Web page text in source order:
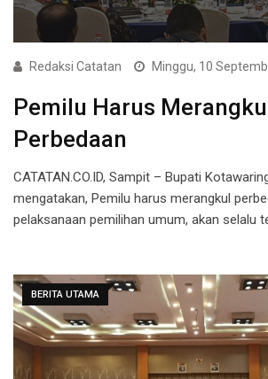
Redaksi Catatan Minggu, 10
Pemilu Harus
Perbedaan
CATATAN.CO.ID, Sampit – Bupati
mengatakan, Pemilu harus merangkul
pelaksanaan pemilihan umum, akan selalu
BERITA UTAMA